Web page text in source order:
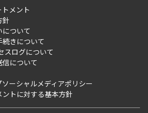
ン
区）
谷区以外）
ス
約まで
当社仲介事業部取り扱い物件入居申込
メント
針
ついて
きについて
スログについて
について
ーシャルメディアポリシー
トに対する基本方針